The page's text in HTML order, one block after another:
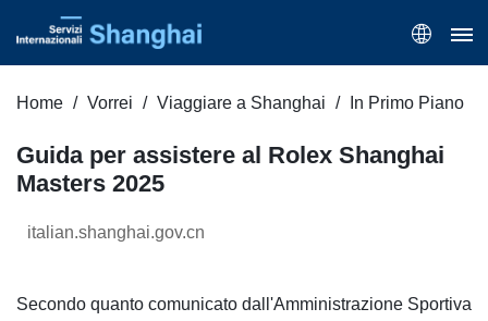
Home Vorrei Viaggiare a Shanghai In Primo Piano
Guida per assistere al Rolex Shanghai
Masters 2025
italian.shanghai.gov.cn
Secondo quanto comunicato dall'Amministrazione Sportiva